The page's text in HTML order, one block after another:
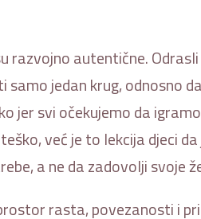
razvojno autentične.
jedan krug, odnosno
jer svi očekujemo da
već je to lekcija djeci da
a ne da zadovolji svoje
rasta, povezanosti i